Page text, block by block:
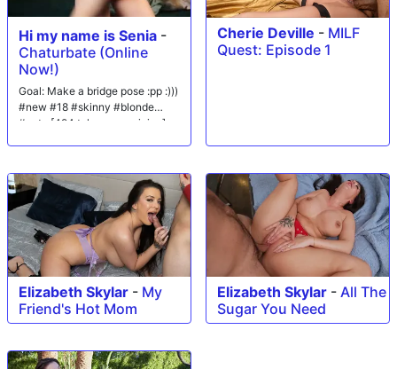
Hi my name is Senia -
Chaturbate (Online
Now!)
Goal: Make a bridge pose :pp :)))
#new #18 #skinny #blonde
#cute [494 tokens remaining]
Cherie Deville - MILF
Quest: Episode 1
Elizabeth Skylar - My
Friend's Hot Mom
Elizabeth Skylar - All The
Sugar You Need